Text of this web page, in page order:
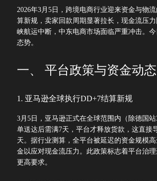
2026年3月5日，跨境电商行业迎来资金与物
算新规，卖家回款周期显著拉长，现金流压
峡航运中断，中东电商市场面临严重冲击。
态势。
一、 平台政策与资金动态
1. 亚马逊全球执行DD+7结算新规
3月5日，亚马逊正式在全球范围内（除德国
单送达后需满7天，平台才释放货款，这直接
天。据行业测算，全平台被延迟的资金规模
金以应对现金流压力。此政策标志着平台治
更高要求。